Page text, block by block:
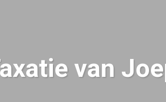
van